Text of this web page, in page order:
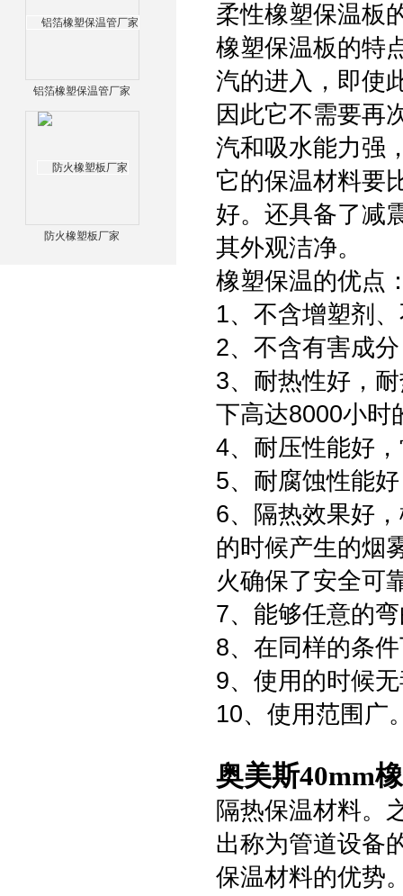
铝箔橡塑保温管厂家
防火橡塑板厂家
柔性橡塑保温板
橡塑保温板的特
汽的进入，即使
因此它不需要再
汽和吸水能力强
它的保温材料要
好。还具备了减
其外观洁净。
橡塑保温的优点
1、不含增塑剂
2、不含有害成
3、耐热性好，
下高达8000小时
4、耐压性能好
5、耐腐蚀性能
6、隔热效果好
的时候产生的烟
火确保了安全可
7、能够任意的
8、在同样的条
9、使用的时候
10、使用范围广
奥美斯40mm
隔热保温材料。
出称为管道设备
保温材料的优势